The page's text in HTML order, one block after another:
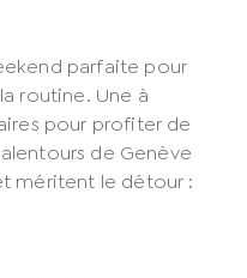
parfaite pour
routine. Une à
pour profiter de
de Genève
méritent le détour :